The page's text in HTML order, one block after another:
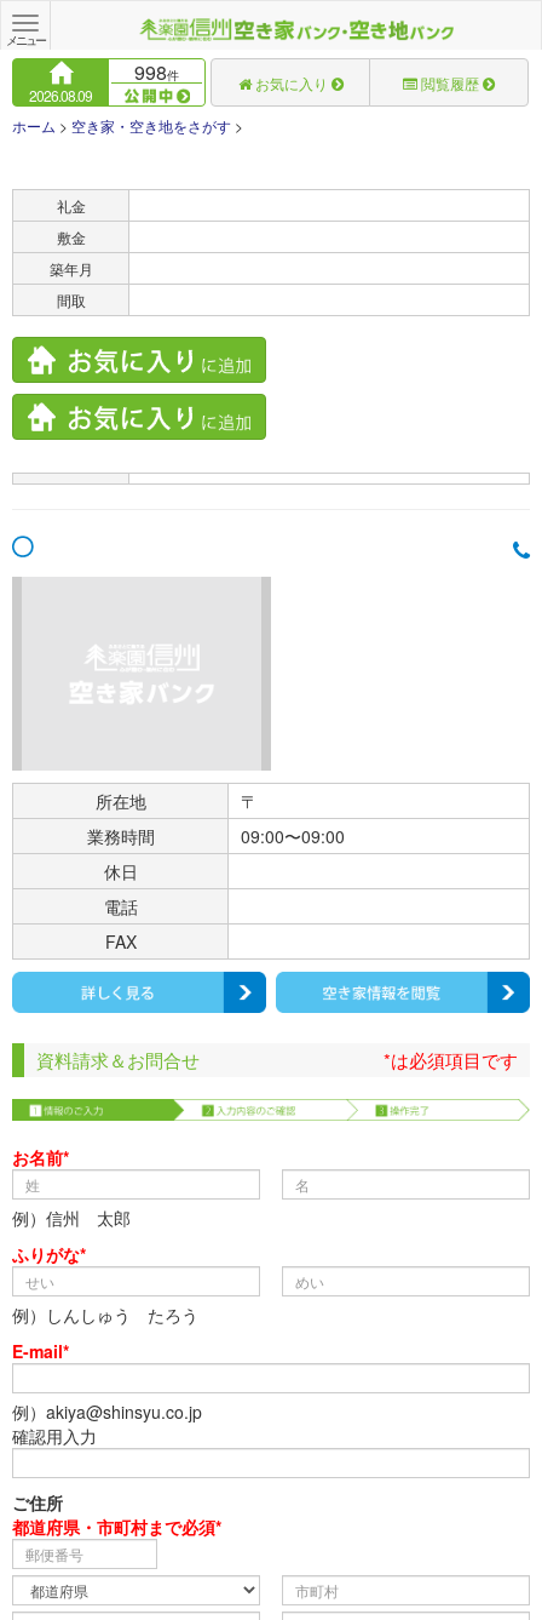
Toggle
navigation
メニュー
2026.08.09
998件 お気に入り 閲覧履歴
ホーム > 空き家・空き地をさがす >
礼金
敷金
築年月
間取
所在地
〒
業務時間
09:00〜09:00
休日
電話
FAX
資料請求＆お問合せ *は必須項目です
お名前*
例）信州 太郎
ふりがな*
例）しんしゅう たろう
E-mail*
例）akiya@shinsyu.co.jp
確認用入力
ご住所
都道府県・市町村まで必須*